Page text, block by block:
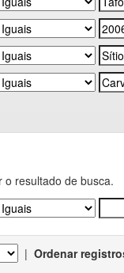
o resultado de busca.
| Ordenar